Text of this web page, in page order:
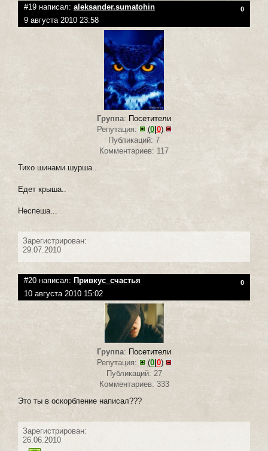
#19 написал: aleksander.sumatohin 0
9 августа 2010 23:58
Группа: Посетители
Репутация:
(0| 0)
Публикаций: 7
Комментариев: 117
Тихо шинами шурша..
Едет крыша..
Неспеша...
Зарегистрирован:
29.07.2010
#20 написал: Привкус_счастья 0
10 августа 2010 15:02
Группа: Посетители
Репутация:
(0| 0)
Публикаций: 27
Комментариев: 333
Это ты в оскорбление написал???
Зарегистрирован:
26.06.2010